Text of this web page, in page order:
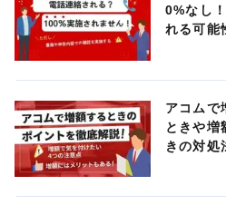
0%なし
れる可能
アコムで
ときや増
きの対処